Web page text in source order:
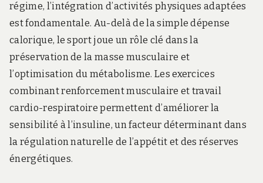
régime, l’intégration d’activités physiques adaptées
est fondamentale. Au-delà de la simple dépense
calorique, le sport joue un rôle clé dans la
préservation de la masse musculaire et
l’optimisation du métabolisme. Les exercices
combinant renforcement musculaire et travail
cardio-respiratoire permettent d’améliorer la
sensibilité à l’insuline, un facteur déterminant dans
la régulation naturelle de l’appétit et des réserves
énergétiques.